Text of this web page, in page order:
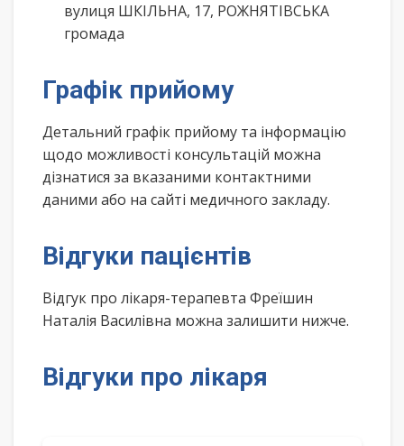
вулиця ШКІЛЬНА, 17, РОЖНЯТІВСЬКА
громада
Графік прийому
Детальний графік прийому та інформацію
щодо можливості консультацій можна
дізнатися за вказаними контактними
даними або на сайті медичного закладу.
Відгуки пацієнтів
Відгук про лікаря-терапевта Фреїшин
Наталія Василівна можна залишити нижче.
Відгуки про лікаря